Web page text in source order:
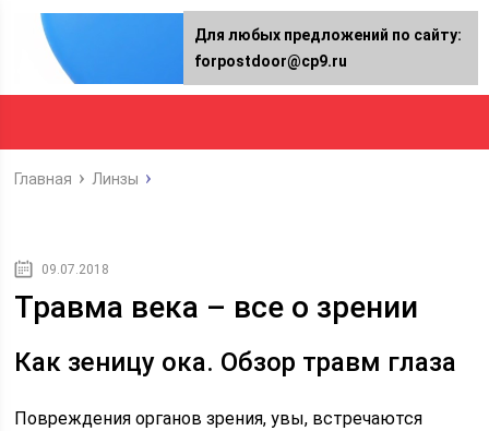
Главная Линзы
09.07.2018
Травма века – все о зрении
Как зеницу ока. Обзор травм глаза
Повреждения органов зрения, увы, встречаются
Для любых предложений по сайту:
forpostdoor@cp9.ru